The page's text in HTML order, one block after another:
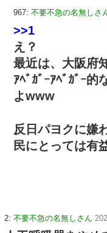
967: 不要不急の名無しさ
>>1
え？
最近は、大阪府
ｱﾍﾞｶﾞｰｱﾍﾞｶﾞｰ
よwww
反日パヨクに嫌
民にとっては有
2: 不要不急の名無しさん